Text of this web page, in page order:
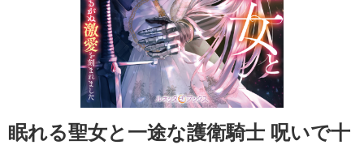
眠れる聖女と一途な護衛騎士 呪いで十